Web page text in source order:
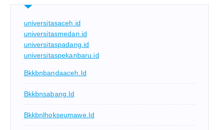
universitasaceh.id
universitasmedan.id
universitaspadang.id
universitaspekanbaru.id
Bkkbnbandaaceh.id
Bkkbnsabang.id
Bkkbnlhokseumawe.id